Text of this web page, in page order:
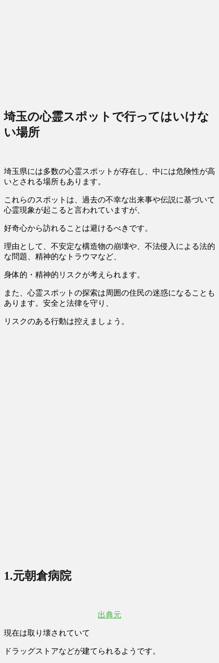
埼玉の心霊スポットで行ってはいけな
い場所
埼玉県には多数の心霊スポットが存在し、 中には危険性が高
いとされる場所もあります。
これらのスポットは、過去の不幸な出来事や伝説に基づいて
心霊現象が起こると言われていますが、
好奇心から訪れることは避けるべき です。
理由として、 不安定な構造物の崩壊や、不法侵入による法的
な問題、精神的なトラウマなど、
身体的・精神的リスクが考えられます。
また、心霊スポットの探索は周囲の住民の迷惑になることも
あります。安全と法律を守り、
リスクのある行動は控えましょう。
1.元朝倉病院
出典元
現在は取り壊されていて
ドラッグストアなどが建てられるようです。